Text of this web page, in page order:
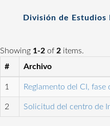
División de Estudios
Showing 1-2 of 2 items.
#
Archivo
1 Reglamento del CI, fase
2 Solicitud del centro de